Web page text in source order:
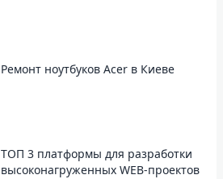
Ремонт ноутбуков Acer в Киеве
ТОП 3 платформы для разработки
высоконагруженных WEB-проектов